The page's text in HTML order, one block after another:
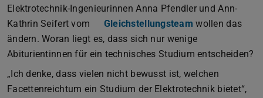
Elektrotechnik-Ingenieurinnen Anna Pfendler und Ann-
Kathrin Seifert vom
Gleichstellungsteam wollen das
ändern. Woran liegt es, dass sich nur wenige
Abiturientinnen für ein technisches Studium entscheiden?
„Ich denke, dass vielen nicht bewusst ist, welchen
Facettenreichtum ein Studium der Elektrotechnik bietet“,